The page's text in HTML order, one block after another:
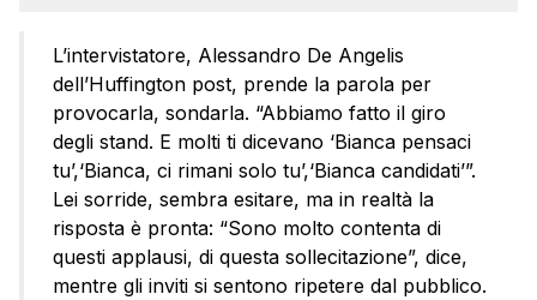
L’intervistatore, Alessandro De Angelis
dell’Huffington post, prende la parola per
provocarla, sondarla. “Abbiamo fatto il giro
degli stand. E molti ti dicevano ‘Bianca pensaci
tu’,‘Bianca, ci rimani solo tu’,‘Bianca candidati’”.
Lei sorride, sembra esitare, ma in realtà la
risposta è pronta: “Sono molto contenta di
questi applausi, di questa sollecitazione”, dice,
mentre gli inviti si sentono ripetere dal pubblico.